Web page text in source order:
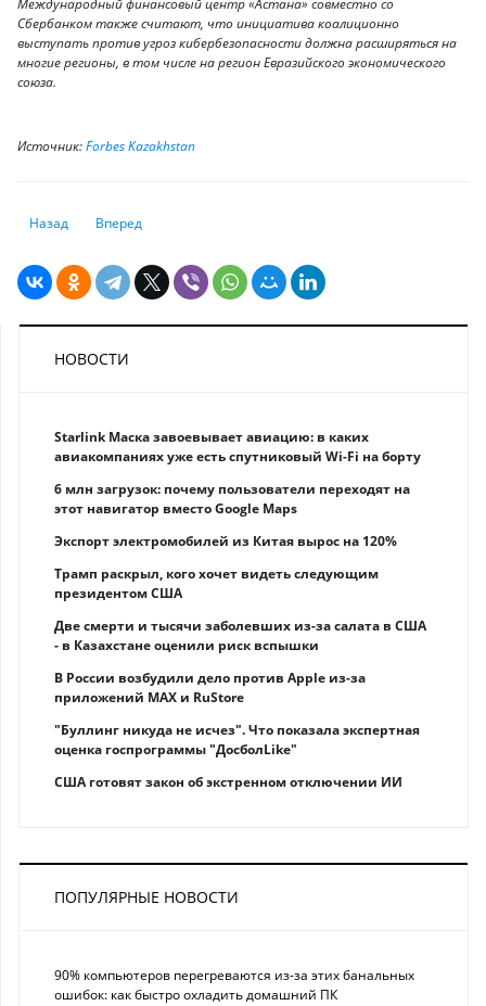
Международный финансовый центр «Астана» совместно со
Сбербанком также считают, что инициатива коалиционно
выступать против угроз кибербезопасности должна расширяться на
многие регионы, в том числе на регион Евразийского экономического
союза.
Источник:Forbes Kazakhstan
Предыдущий: Как Казахстану стать кузницей финтех-стартапов
Назад Следующий: Как IT-технологии меняют характер сельского
Вперед
НОВОСТИ
Starlink Маска завоевывает авиацию: в каких
авиакомпаниях уже есть спутниковый Wi-Fi на борту
6 млн загрузок: почему пользователи переходят на
этот навигатор вместо Google Maps
Экспорт электромобилей из Китая вырос на 120%
Трамп раскрыл, кого хочет видеть следующим
президентом США
Две смерти и тысячи заболевших из-за салата в США
- в Казахстане оценили риск вспышки
В России возбудили дело против Apple из-за
приложений MAX и RuStore
"Буллинг никуда не исчез". Что показала экспертная
оценка госпрограммы "ДосболLike"
США готовят закон об экстренном отключении ИИ
ПОПУЛЯРНЫЕ НОВОСТИ
90% компьютеров перегреваются из-за этих банальных
ошибок: как быстро охладить домашний ПК